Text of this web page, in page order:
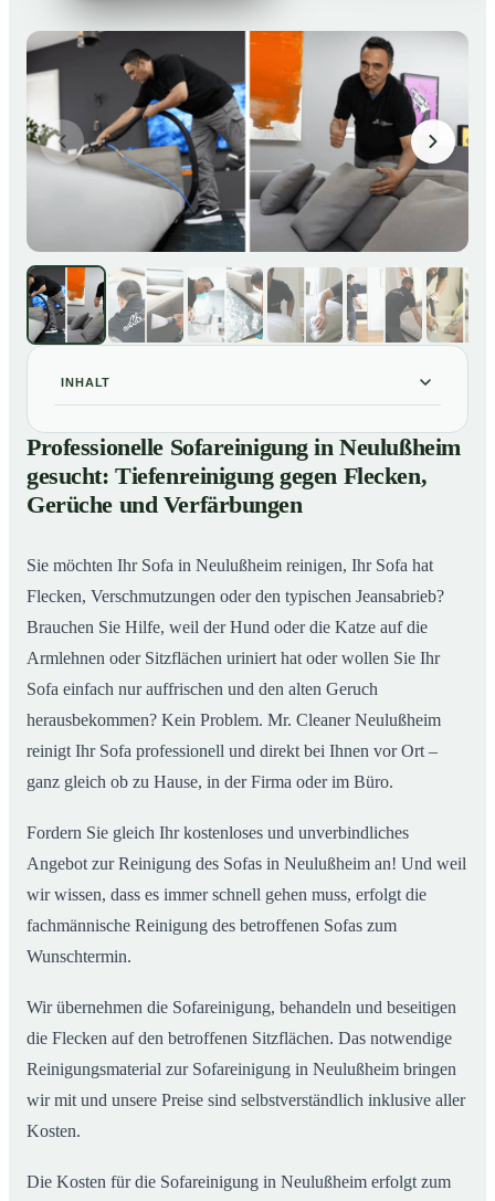
INHALT
01 Professionelle Sofareinigung in Neulußheim gesucht:
Tiefenreinigung gegen Flecken, Gerüche und
Verfärbungen
02So wird Ihr Sofa in Neulußheim wieder wie neu
Professionelle Sofareinigung in Neulußheim
gesucht: Tiefenreinigung gegen Flecken,
Gerüche und Verfärbungen
Sie möchten Ihr Sofa in Neulußheim reinigen, Ihr Sofa hat
Flecken, Verschmutzungen oder den typischen Jeansabrieb?
Brauchen Sie Hilfe, weil der Hund oder die Katze auf die
Armlehnen oder Sitzflächen uriniert hat oder wollen Sie Ihr
Sofa einfach nur auffrischen und den alten Geruch
herausbekommen? Kein Problem. Mr. Cleaner Neulußheim
reinigt Ihr Sofa professionell und direkt bei Ihnen vor Ort –
ganz gleich ob zu Hause, in der Firma oder im Büro.
Fordern Sie gleich Ihr kostenloses und unverbindliches
Angebot zur Reinigung des Sofas in Neulußheim an! Und weil
wir wissen, dass es immer schnell gehen muss, erfolgt die
fachmännische Reinigung des betroffenen Sofas zum
Wunschtermin.
Wir übernehmen die Sofareinigung, behandeln und beseitigen
die Flecken auf den betroffenen Sitzflächen. Das notwendige
Reinigungsmaterial zur Sofareinigung in Neulußheim bringen
wir mit und unsere Preise sind selbstverständlich inklusive aller
Kosten.
Die Kosten für die Sofareinigung in Neulußheim erfolgt zum